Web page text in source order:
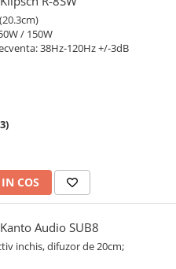
/ 150W
38Hz-120Hz +/-3dB
COS
Audio SUB8
inchis, difuzor de 20cm;